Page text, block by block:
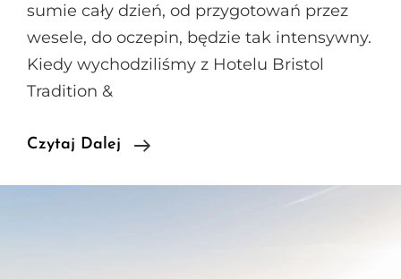
sumie cały dzień, od przygotowań przez
wesele, do oczepin, będzie tak intensywny.
Kiedy wychodziliśmy z Hotelu Bristol
Tradition &
Czytaj Dalej
Folkowe